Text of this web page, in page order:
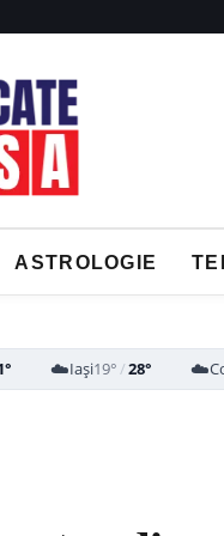
ASTROLOGIE
☁️Iași19°/28° ☁️